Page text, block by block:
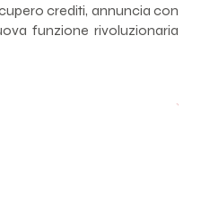
crediti, annuncia con
funzione rivoluzionaria